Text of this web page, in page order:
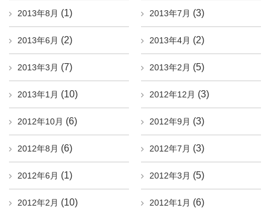
2013年8月 (1) 2013年7月 (3)
2013年6月 (2) 2013年4月 (2)
2013年3月 (7) 2013年2月 (5)
2013年1月 (10) 2012年12月 (3)
2012年10月 (6) 2012年9月 (3)
2012年8月 (6) 2012年7月 (3)
2012年6月 (1) 2012年3月 (5)
2012年2月 (10) 2012年1月 (6)